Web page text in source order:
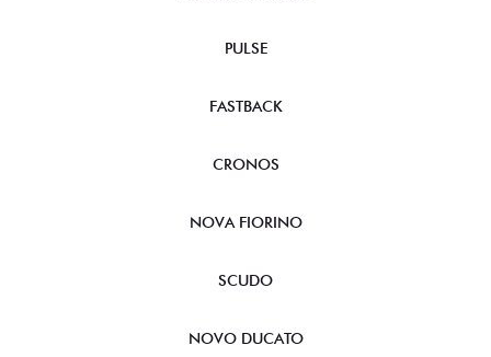
PULSE
FASTBACK
CRONOS
NOVA FIORINO
SCUDO
NOVO DUCATO